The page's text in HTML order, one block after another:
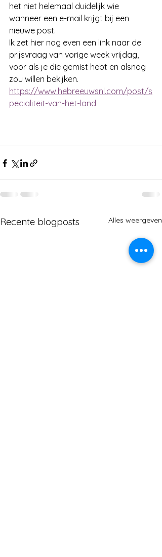
het niet helemaal duidelijk wie
wanneer een e-mail krijgt bij een
nieuwe post.
Ik zet hier nog even een link naar de
prijsvraag van vorige week vrijdag,
voor als je die gemist hebt en alsnog
zou willen bekijken.
https://www.hebreeuwsnl.com/post/s
pecialiteit-van-het-land
Recente blogposts Alles weergeven